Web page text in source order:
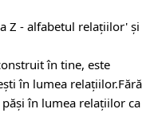
Z - alfabetul relațiilor' și
în tine, este
în lumea relațiilor.Fără
în lumea relațiilor ca